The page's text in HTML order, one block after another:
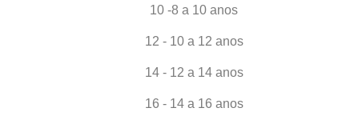
10 -8 a 10 anos
12 - 10 a 12 anos
14 - 12 a 14 anos
16 - 14 a 16 anos